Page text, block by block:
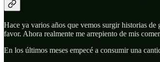
Hace ya varios años que vemos surgir historias
favor. Ahora realmente me arrepiento de mis
En los últimos meses empecé a consumir una